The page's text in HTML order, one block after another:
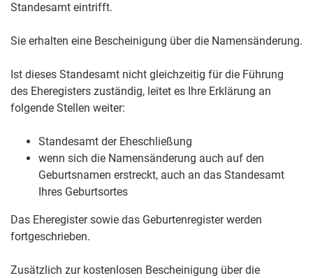
Standesamt eintrifft.
Sie erhalten eine Bescheinigung über die Namensänderung.
Ist dieses Standesamt nicht gleichzeitig für die Führung
des Eheregisters zuständig, leitet es Ihre Erklärung an
folgende Stellen weiter:
Standesamt der Eheschließung
wenn sich die Namensänderung auch auf den
Geburtsnamen erstreckt, auch an das Standesamt
Ihres Geburtsortes
Das Eheregister sowie das Geburtenregister werden
fortgeschrieben.
Zusätzlich zur kostenlosen Bescheinigung über die